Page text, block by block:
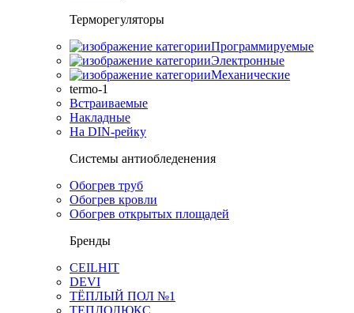
Терморегуляторы
Программируемые
Электронные
Механические
termo-1
Встраиваемые
Накладные
На DIN-рейку
Системы антиобледенения
Обогрев труб
Обогрев кровли
Обогрев открытых площадей
Бренды
CEILHIT
DEVI
ТЁПЛЫЙ ПОЛ №1
ТЕПЛОЛЮКС